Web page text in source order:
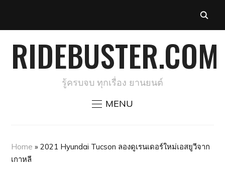
RIDEBUSTER.COM
รู้ครบจบ ทุกเรื่อง ยานยนต์
MENU
Home »2021 Hyundai Tucson ลองดูเรนเดอร์ใหม่เอสยูวีจาก
เกาหลี